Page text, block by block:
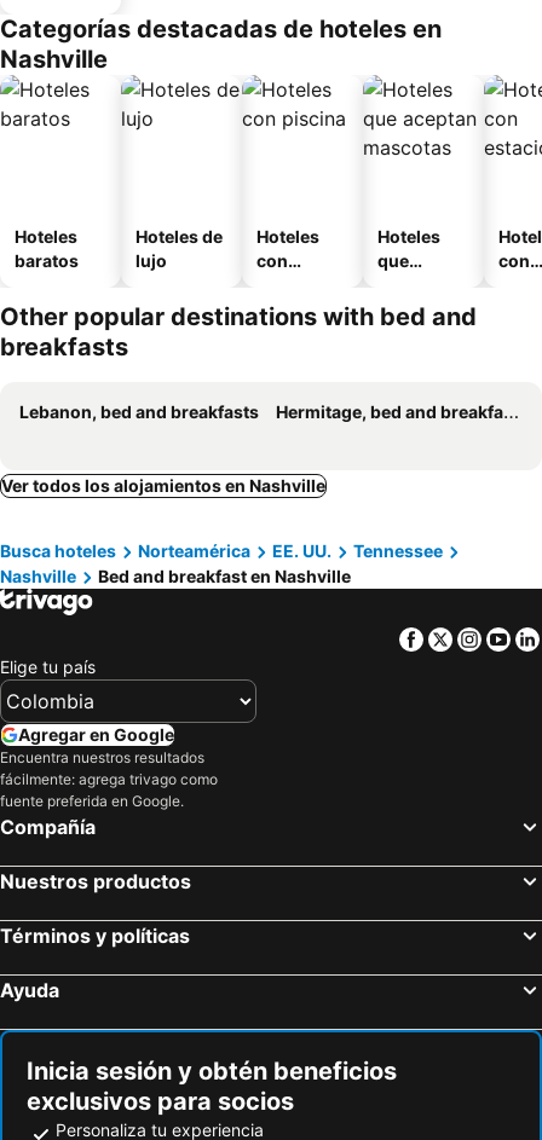
Categorías destacadas de hoteles en
Nashville
Hoteles
baratos
Hoteles de
lujo
Hoteles
con
Hoteles
que
mascotas
con
Other popular destinations with bed and
breakfasts
Lebanon, bed and breakfasts Hermitage, bed and breakfasts
Ver todos los alojamientos en Nashville
Busca hoteles Norteamérica EE. UU.
Tennessee
Nashville
Bed and breakfast en Nashville
Facebook
Twitter
Elige tu país
Agregar en Google
Encuentra nuestros resultados
fácilmente: agrega trivago como
fuente preferida en Google.
Compañía
Nuestros productos
Términos y políticas
Ayuda
Inicia sesión y obtén beneficios
exclusivos para socios
Personaliza tu experiencia